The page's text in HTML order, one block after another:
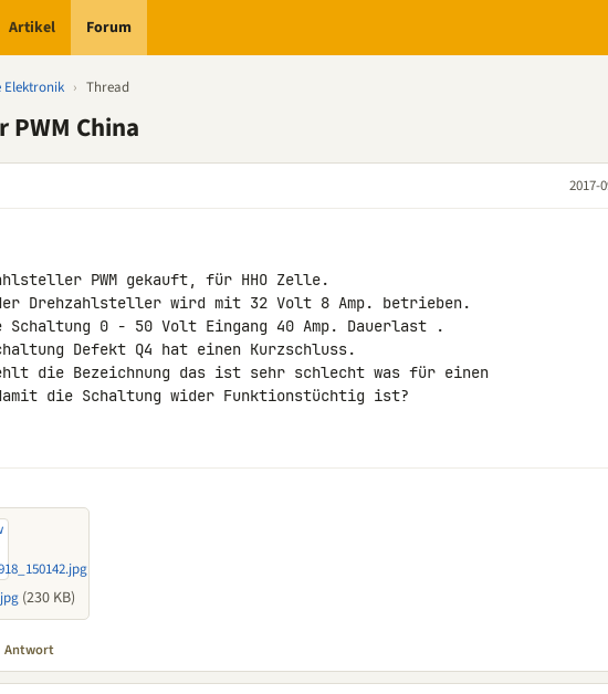
Artikel Forum
› Thread
China
2017-
PWM gekauft, für HHO Zelle.
der Drehzahlsteller wird mit 32 Volt 8 Amp. betrieben.
0 - 50 Volt Eingang 40 Amp. Dauerlast .
Defekt Q4 hat einen Kurzschluss.
die Bezeichnung das ist sehr schlecht was für einen
die Schaltung wider Funktionstüchtig ist?
(230 KB)
Antwort